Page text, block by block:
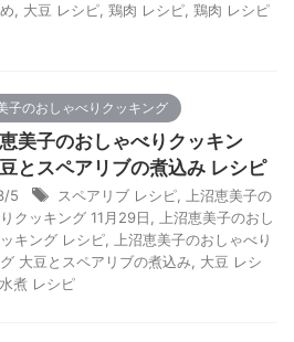
大豆 レシピ 鶏肉 レシピ 鶏肉 レシピ
子のおしゃべりクッキング
恵美子のおしゃべりクッキン
とスペアリブの煮込み レシピ
5 スペアリブ レシピ
上沼恵美子の
クッキング 11月29日
上沼恵美子のおし
キング レシピ
上沼恵美子のおしゃべり
大豆とスペアリブの煮込み
大豆 レシ
煮 レシピ